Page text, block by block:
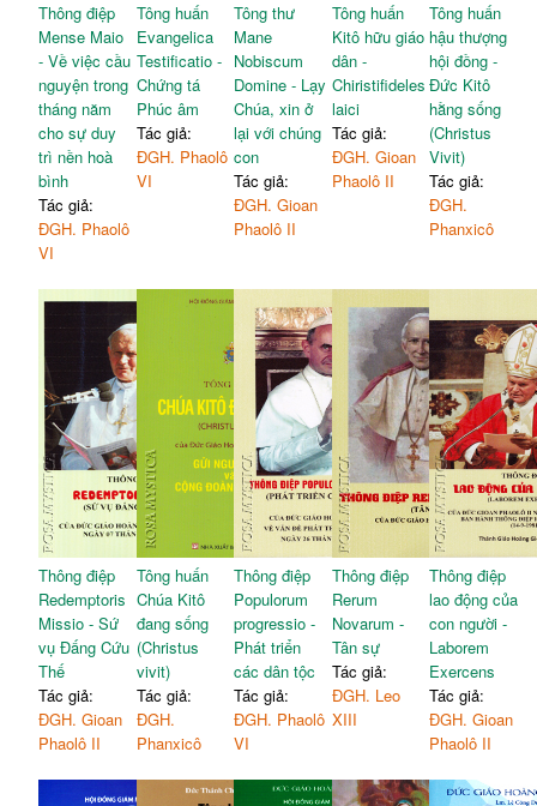
Thông điệp
Mense Maio
- Về việc cầu
nguyện trong
tháng năm
cho sự duy
trì nền hoà
bình
Tác giả:
ĐGH. Phaolô
VI
Tông huấn
Evangelica
Testificatio -
Chứng tá
Phúc âm
Tác giả:
ĐGH. Phaolô
VI
Tông thư
Mane
Nobiscum
Domine - Lạy
Chúa, xin ở
lại với chúng
con
Tác giả:
ĐGH. Gioan
Phaolô II
Tông huấn
Kitô hữu giáo
dân -
Chiristifideles
laici
Tác giả:
ĐGH. Gioan
Phaolô II
Tông huấn
hậu thượng
hội đồng -
Đức Kitô
hằng sống
(Christus
Vivit)
Tác giả:
ĐGH.
Phanxicô
Thông điệp
Redemptoris
Missio - Sứ
vụ Đấng Cứu
Thế
Tác giả:
ĐGH. Gioan
Phaolô II
Tông huấn
Chúa Kitô
đang sống
(Christus
vivit)
Tác giả:
ĐGH.
Phanxicô
Thông điệp
Populorum
progressio -
Phát triển
các dân tộc
Tác giả:
ĐGH. Phaolô
VI
Thông điệp
Rerum
Novarum -
Tân sự
Tác giả:
ĐGH. Leo
XIII
Thông điệp
lao động của
con người -
Laborem
Exercens
Tác giả:
ĐGH. Gioan
Phaolô II